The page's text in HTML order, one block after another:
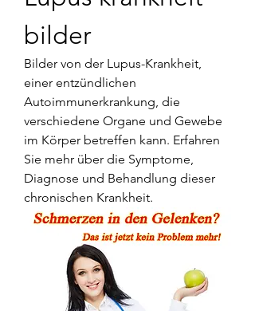
bilder
Bilder von der Lupus-Krankheit,
einer entzündlichen
Autoimmunerkrankung, die
verschiedene Organe und Gewebe
im Körper betreffen kann. Erfahren
Sie mehr über die Symptome,
Diagnose und Behandlung dieser
chronischen Krankheit.